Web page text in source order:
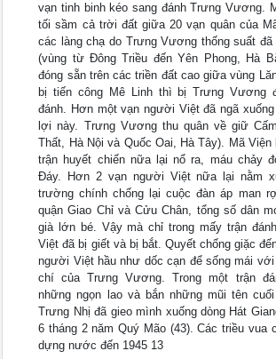
vạn tinh binh kéo sang đánh Trưng Vương.
tối sầm cả trời đất giữa 20 vạn quân của
các làng chạ do Trưng Vương thống suất
(vùng từ Đông Triều đến Yên Phong, Hà
đóng sẵn trên các triền đất cao giữa vùng
bị tiến công Mê Linh thì bị Trưng Vương
đánh. Hơn một vạn người Việt đã ngã
lợi này. Trưng Vương thu quân về giữ
Thất, Hà Nội và Quốc Oai, Hà Tây). Mã
trận huyết chiến nữa lại nổ ra, máu chảy
Đáy. Hơn 2 vạn người Việt nữa lại nằm
trường chính chống lại cuộc đàn áp man
quận Giao Chỉ và Cửu Chân, tổng số dân
già lớn bé. Vậy mà chỉ trong mấy trận
Việt đã bị giết và bị bắt. Quyết chống giặc
người Việt hầu như dốc cạn để sống mái
chí của Trưng Vương. Trong một trận
những ngọn lao và bắn những mũi tên
Trưng Nhị đã gieo mình xuống dòng Hát
6 tháng 2 năm Quý Mão (43). Các triều vua
dựng nước đến 1945 13